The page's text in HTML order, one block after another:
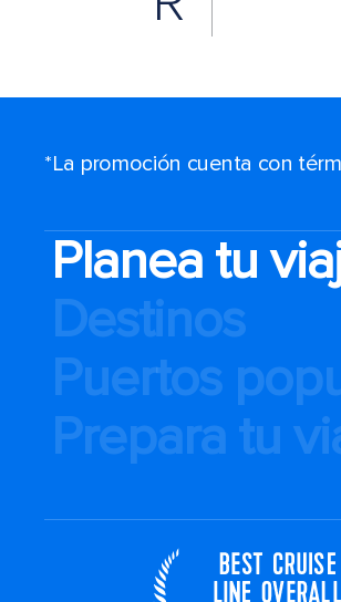
*La promoción cuenta con
Planea tu
Destinos
Puertos
Prepara tu